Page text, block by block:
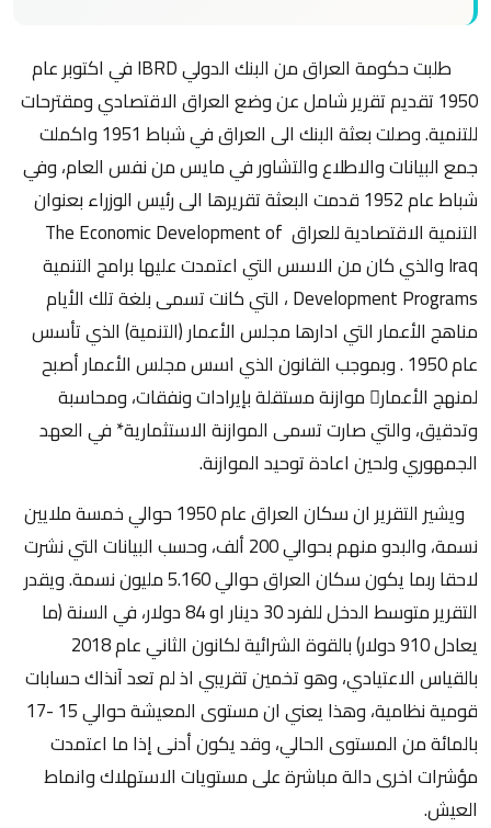
طلبت حكومة العراق من البنك الدولي IBRD في اكتوبر عام
1950 تقديم تقرير شامل عن وضع العراق الاقتصادي ومقترحات
للتنمية. وصلت بعثة البنك الى العراق في شباط 1951 واكملت
جمع البيانات والاطلاع والتشاور في مايس من نفس العام، وفي
شباط عام 1952 قدمت البعثة تقريرها الى رئيس الوزراء بعنوان
التنمية الاقتصادية للعراق The Economic Development of
Iraq والذي كان من الاسس التي اعتمدت عليها برامج التنمية
Development Programs ، التي كانت تسمى بلغة تلك الأيام
مناهج الأعمار التي ادارها مجلس الأعمار (التنمية) الذي تأسس
عام 1950 . وبموجب القانون الذي اسس مجلس الأعمار أصبح
لمنهج الأعمار موازنة مستقلة بإيرادات ونفقات، ومحاسبة
وتدقيق، والتي صارت تسمى الموازنة الاستثمارية* في العهد
الجمهوري ولحين اعادة توحيد الموازنة.
ويشير التقرير ان سكان العراق عام 1950 حوالي خمسة ملايين
نسمة، والبدو منهم بحوالي 200 ألف، وحسب البيانات التي نشرت
لاحقا ربما يكون سكان العراق حوالي 5.160 مليون نسمة. ويقدر
التقرير متوسط الدخل للفرد 30 دينار او 84 دولار، في السنة (ما
يعادل 910 دولار) بالقوة الشرائية لكانون الثاني عام 2018
بالقياس الاعتيادي، وهو تخمين تقريبي اذ لم تعد آنذاك حسابات
قومية نظامية، وهذا يعني ان مستوى المعيشة حوالي 15 -17
بالمائة من المستوى الحالي، وقد يكون أدنى إذا ما اعتمدت
مؤشرات اخرى دالة مباشرة على مستويات الاستهلاك وانماط
العيش.